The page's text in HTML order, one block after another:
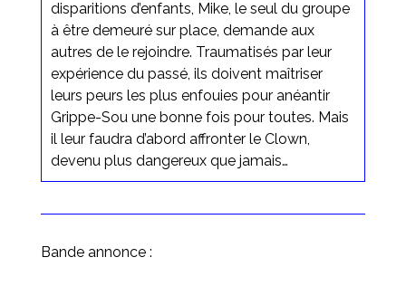
disparitions d’enfants, Mike, le seul du groupe
à être demeuré sur place, demande aux
autres de le rejoindre. Traumatisés par leur
expérience du passé, ils doivent maîtriser
leurs peurs les plus enfouies pour anéantir
Grippe-Sou une bonne fois pour toutes. Mais
il leur faudra d’abord affronter le Clown,
devenu plus dangereux que jamais…
Bande annonce :